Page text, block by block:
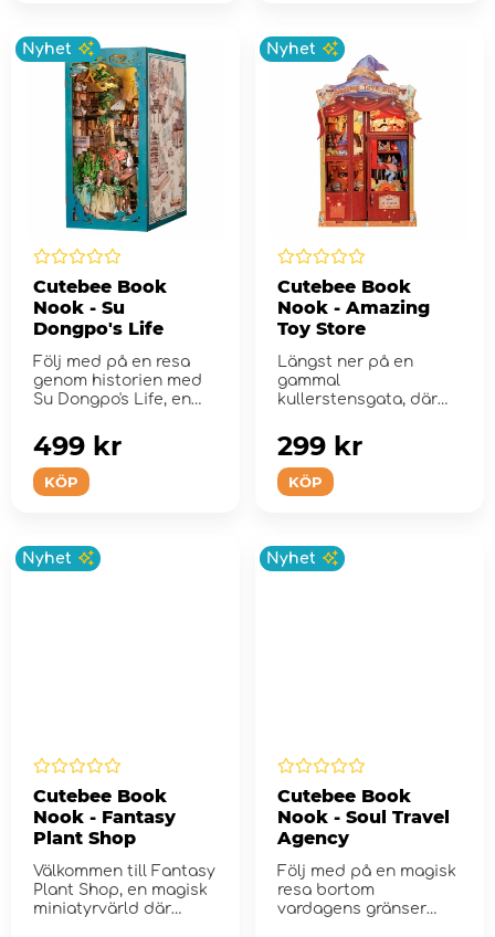
Nyhet
Cutebee Book
Nook - Su
Dongpo's Life
Följ med på en resa
genom historien med
Su Dongpo's Life, en
KÖP
499 kr
Nyhet
Cutebee Book
Nook - Amazing
Toy Store
Längst ner på en
gammal
kullerstensgata, där
bryter ige...
KÖP
299 kr
Nyhet
Cutebee Book
Nook - Fantasy
Plant Shop
Välkommen till Fantasy
Plant Shop, en magisk
miniatyrvärld där
Nyhet
Cutebee Book
Nook - Soul Travel
Agency
Följ med på en magisk
resa bortom
vardagens gränser